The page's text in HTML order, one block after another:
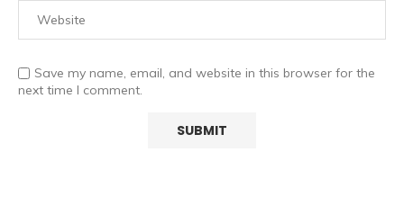
Save my name, email, and website in this browser for the
next time I comment.